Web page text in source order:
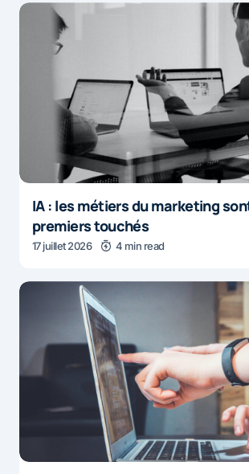
IA : les métiers du marketing
premiers touchés
17 juillet 2026 4 min read